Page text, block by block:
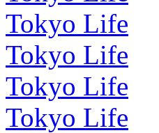
Tokyo Life
Tokyo Life
Tokyo Life
Tokyo Life